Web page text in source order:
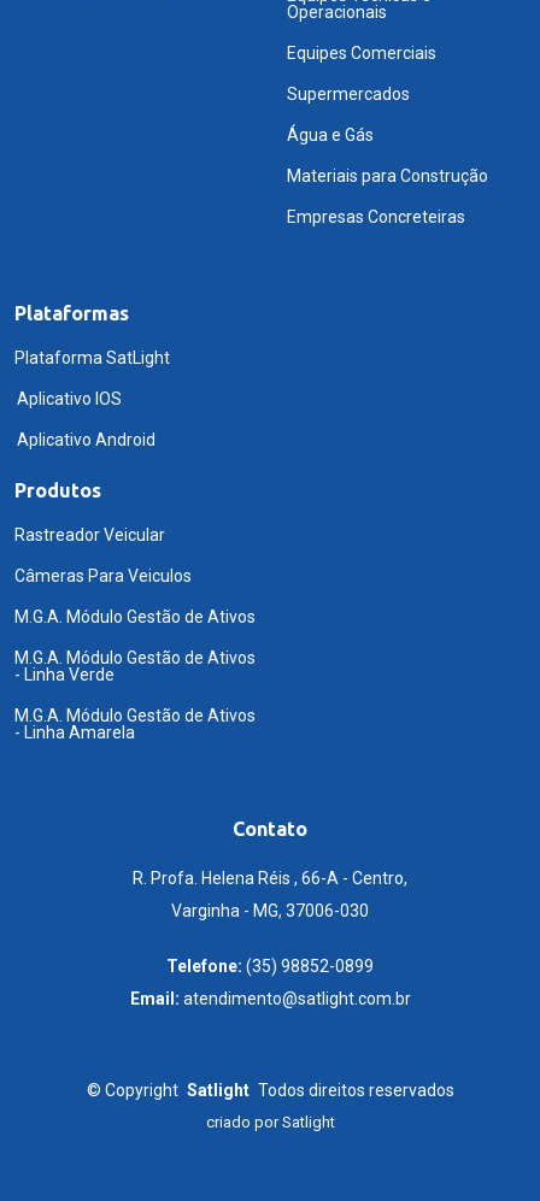
Operacionais
Equipes Comerciais
Supermercados
Água e Gás
Materiais para Construção
Empresas Concreteiras
Plataformas
Plataforma SatLight
Aplicativo IOS
Aplicativo Android
Produtos
Rastreador Veicular
Câmeras Para Veiculos
M.G.A. Módulo Gestão de Ativos
M.G.A. Módulo Gestão de Ativos
- Linha Verde
M.G.A. Módulo Gestão de Ativos
- Linha Amarela
Contato
R. Profa. Helena Réis , 66-A - Centro,
Varginha - MG, 37006-030
Telefone: (35) 98852-0899
Email: atendimento@satlight.com.br
© Copyright Satlight Todos direitos reservados
criado porSatlight